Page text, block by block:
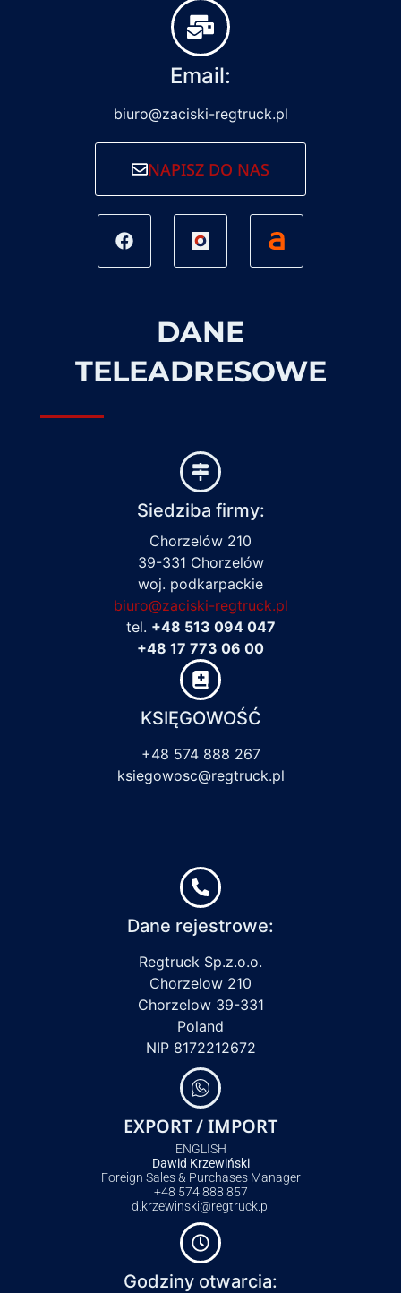
Email:
biuro@zaciski-regtruck.pl
NAPISZ DO NAS
DANE
TELEADRESOWE
Siedziba firmy:
Chorzelów 210
39-331 Chorzelów
woj. podkarpackie
biuro@zaciski-regtruck.pl
tel. +48 513 094 047
+48 17 773 06 00
KSIĘGOWOŚĆ
+48 574 888 267
ksiegowosc@regtruck.pl
Dane rejestrowe:
Regtruck Sp.z.o.o.
Chorzelow 210
Chorzelow 39-331
Poland
NIP 8172212672
EXPORT / IMPORT
ENGLISH
Dawid Krzewiński
Foreign Sales & Purchases Manager
+48 574 888 857
d.krzewinski@regtruck.pl
Godziny otwarcia: